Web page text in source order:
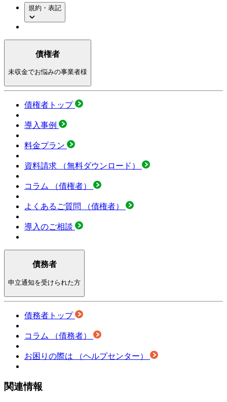
規約・表記
債権者
未収金でお悩みの事業者様
債権者トップ
導入事例
料金プラン
資料請求 （無料ダウンロード）
コラム （債権者）
よくあるご質問 （債権者）
導入のご相談
債務者
申立通知を受けられた方
債務者トップ
コラム （債務者）
お困りの際は （ヘルプセンター）
関連情報